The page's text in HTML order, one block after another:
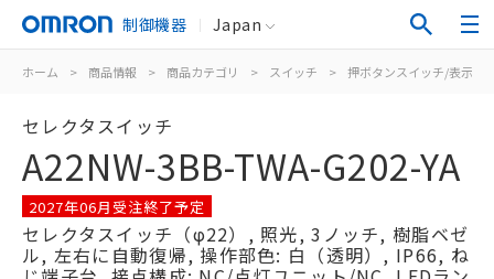
制御機器 Japan
ホーム > 商品情報 > 商品カテゴリ > スイッチ > 押ボタンスイッチ/表示灯
セレクタスイッチ
A22NW-3BB-TWA-G202-YA
2027年06月受注終了予定
セレクタスイッチ（φ22）, 照光, 3ノッチ, 樹脂ベゼ
ル, 左右に自動復帰, 操作部色: 白（透明）, IP66, ね